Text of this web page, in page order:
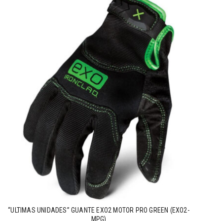
“ULTIMAS UNIDADES” GUANTE EXO2 MOTOR PRO GREEN (EXO2-
MPG)